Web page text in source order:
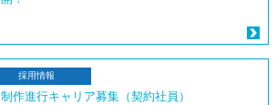
採用情報
制作進行キャリア募集（契約社員）